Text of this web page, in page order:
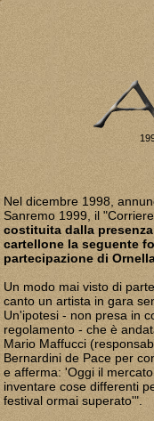
Nel dicembre 1998,
Sanremo 1999, il
costituita dalla
cartellone la seguente
partecipazione di
Un modo mai visto di
canto un artista in gara
Un'ipotesi - non presa in
regolamento - che è
Mario Maffucci
Bernardini de Pace per
e afferma: 'Oggi il
inventare cose differenti
festival ormai superato'".